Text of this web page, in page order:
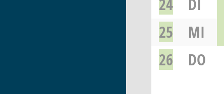
24
DI
25
MI
26
DO